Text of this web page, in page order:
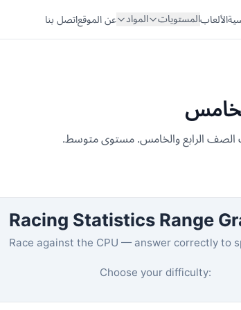
الألعابالمستويات المواد عن الموقعاتصل بنا
الصف الرابع والخامس. مستوى متوسط.